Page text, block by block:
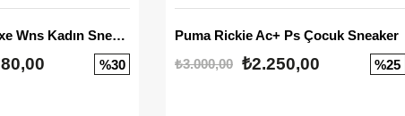
Mayze Stack Luxe Wns Kadın Sneaker
%30
Puma Rickie Ac+ Ps Çocuk Sneaker
₺3.000,00 ₺2.250,00 %25